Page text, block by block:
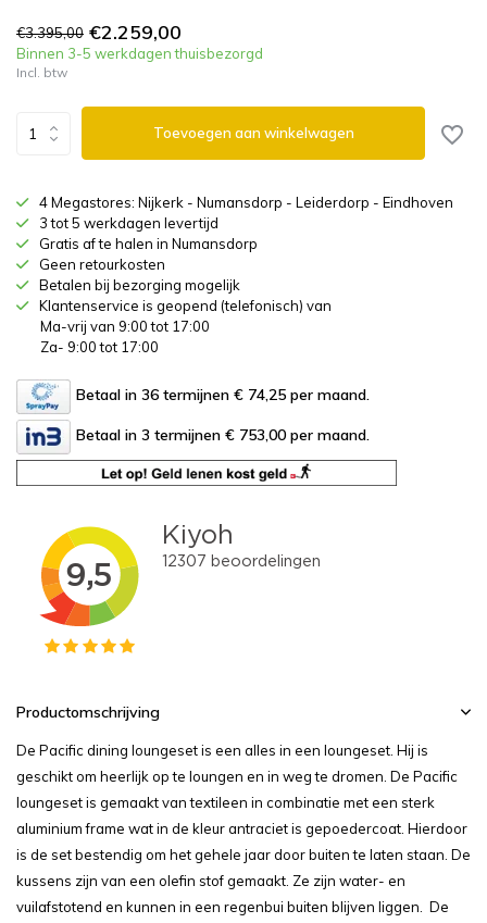
€3.395,00 €2.259,00
Binnen 3-5 werkdagen thuisbezorgd
Incl. btw
Toevoegen aan winkelwagen
4 Megastores: Nijkerk - Numansdorp - Leiderdorp - Eindhoven
3 tot 5 werkdagen levertijd
Gratis af te halen in Numansdorp
Geen retourkosten
Betalen bij bezorging mogelijk
Klantenservice is geopend (telefonisch) van
Ma-vrij van 9:00 tot 17:00
Za- 9:00 tot 17:00
Betaal in 36 termijnen € 74,25 per maand.
Betaal in 3 termijnen € 753,00 per maand.
Productomschrijving
De Pacific dining loungeset is een alles in een loungeset. Hij is
geschikt om heerlijk op te loungen en in weg te dromen. De Pacific
loungeset is gemaakt van textileen in combinatie met een sterk
aluminium frame wat in de kleur antraciet is gepoedercoat. Hierdoor
is de set bestendig om het gehele jaar door buiten te laten staan. De
kussens zijn van een olefin stof gemaakt. Ze zijn water- en
vuilafstotend en kunnen in een regenbui buiten blijven liggen. De